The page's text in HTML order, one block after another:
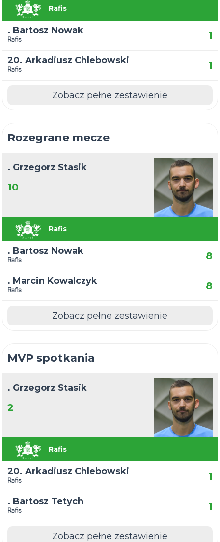
Rafis
. Bartosz Nowak
Rafis 1
20. Arkadiusz Chlebowski
Rafis 1
Zobacz pełne zestawienie
Rozegrane mecze
. Grzegorz Stasik
10
Rafis
. Bartosz Nowak
Rafis 8
. Marcin Kowalczyk
Rafis 8
Zobacz pełne zestawienie
MVP spotkania
. Grzegorz Stasik
2
Rafis
20. Arkadiusz Chlebowski
Rafis 1
. Bartosz Tetych
Rafis 1
Zobacz pełne zestawienie